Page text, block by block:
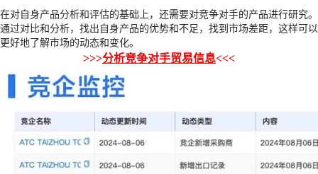
在对自身产品分析和评估的基础上，还需要对竞争对手的产品进行研究。
通过对比和分析，找出自身产品的优势和不足，找到市场差距，这样可以
更好地了解市场的动态和变化。
>>>分析竞争对手贸易信息<<<